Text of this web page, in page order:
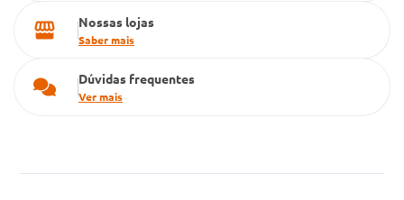
Nossas lojas
Saber mais
Dúvidas frequentes
Ver mais